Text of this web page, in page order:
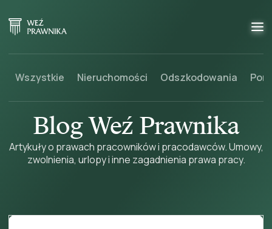
Wszystkie Nieruchomości Odszkodowania
Blog Weź Prawnika
Artykuły o prawach pracowników i pracodawców. Umowy,
zwolnienia, urlopy i inne zagadnienia prawa pracy.